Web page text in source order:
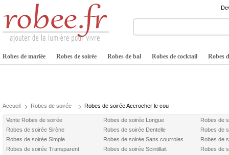
Robes de mariée Robes de soirée Robes de bal Robes de cocktail Robes
Accueil Robes de soirée Robes de soirée Accrocher le cou
Vente Robes de soirée Robes de soirée Longue
Robes de
Robes de soirée Sirène
Robes de soirée Dentelle
Robes de
Robes de soirée Simple
Robes de soirée Sans courroies
Robes de
Robes de soirée Transparent
Robes de soirée Scintillait
Robes de